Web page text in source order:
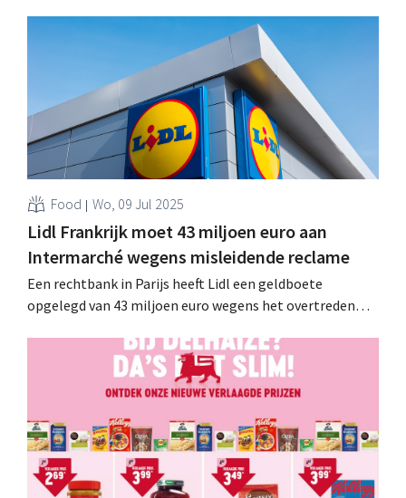
discounters lijken te stagneren, volgens de cijfers van
Food Wo, 09 Jul 2025
Lidl Frankrijk moet 43 miljoen euro aan
Intermarché wegens misleidende reclame
Een rechtbank in Parijs heeft Lidl een geldboete
opgelegd van 43 miljoen euro wegens het overtreden
klacht had ingediend. .